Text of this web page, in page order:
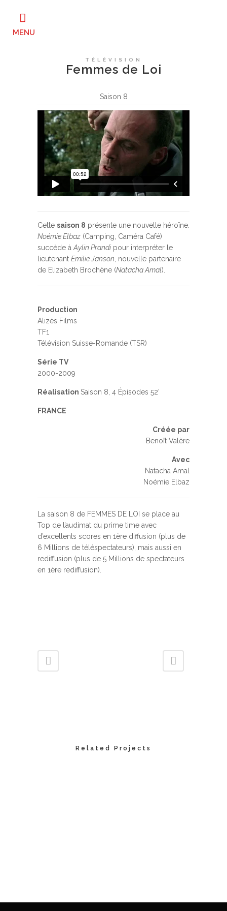
TÉLÉVISION
Femmes de Loi
Saison 8
Cette saison 8 présente une nouvelle héroïne.
Noémie Elbaz (Camping, Caméra Café)
succède à Aylin Prandi pour interpréter le
lieutenant Emilie Janson , nouvelle partenaire
de Elizabeth Brochène (Natacha Amal).
Production
Alizés Films
TF1
Télévision Suisse-Romande (TSR)
Série TV
2000-2009
Réalisation Saison 8, 4 Épisodes 52’
FRANCE
Créée par
Benoît Valère
Avec
Natacha Amal
Noémie Elbaz
La saison 8 de FEMMES DE LOI se place au
Top de l’audimat du prime time avec
d’excellents scores en 1ère diffusion (plus de
6 Millions de téléspectateurs), mais aussi en
rediffusion (plus de 5 Millions de spectateurs
en 1ère rediffusion).
Related Projects